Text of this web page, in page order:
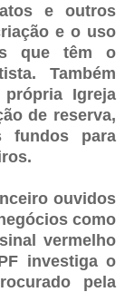
e outros
e o uso
que têm o
Também
Igreja
de reserva,
fundos para
ouvidos
como
vermelho
investiga o
pela